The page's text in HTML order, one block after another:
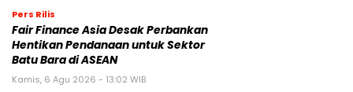
Pers Rilis
Fair Finance Asia Desak Perbankan
Hentikan Pendanaan untuk Sektor
Batu Bara di ASEAN
Kamis, 6 Agu 2026 - 13:02 WIB